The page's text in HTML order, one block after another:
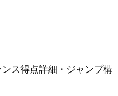
ス得点詳細・ジャンプ構